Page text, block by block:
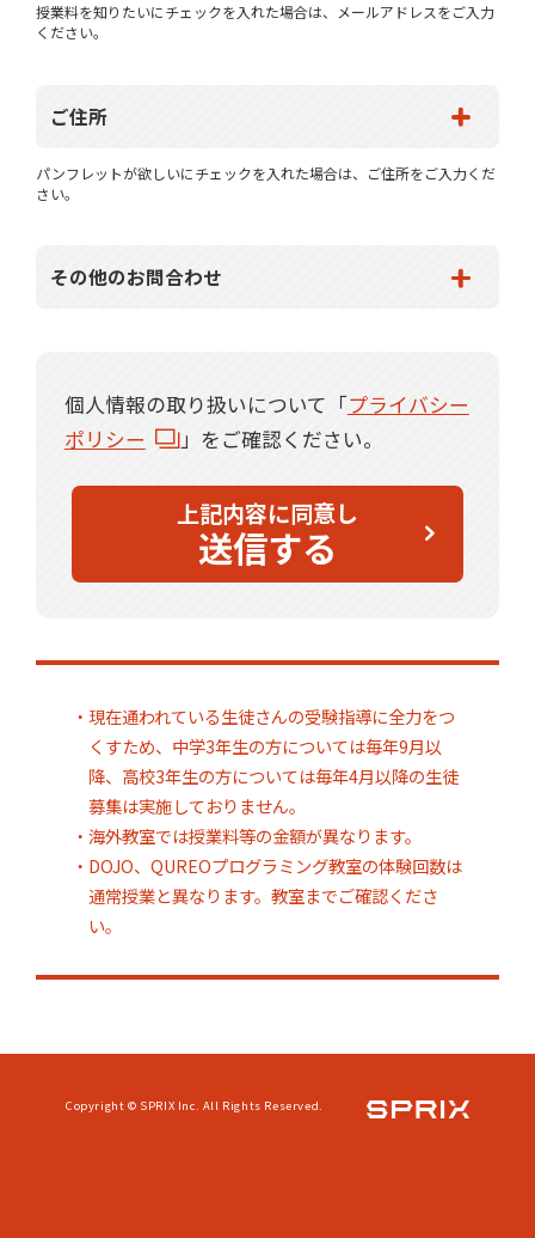
授業料を知りたいにチェックを入れた場合は、メールアドレスをご入力
ください。
ご住所
パンフレットが欲しいにチェックを入れた場合は、ご住所をご入力くだ
さい。
その他のお問合わせ
個人情報の取り扱いについて「プライバシー
ポリシー
」をご確認ください。
上記内容に同意し
送信する
・現在通われている生徒さんの受験指導に全力をつ
くすため、中学3年生の方については毎年9月以
降、高校3年生の方については毎年4月以降の生徒
募集は実施しておりません。
・海外教室では授業料等の金額が異なります。
・DOJO、QUREOプログラミング教室の体験回数は
通常授業と異なります。教室までご確認くださ
い。
Copyright © SPRIX Inc. All Rights Reserved.